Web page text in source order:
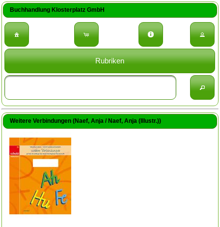
Buchhandlung Klosterplatz GmbH
Rubriken
Weitere Verbindungen (Naef, Anja / Naef, Anja (Illustr.))